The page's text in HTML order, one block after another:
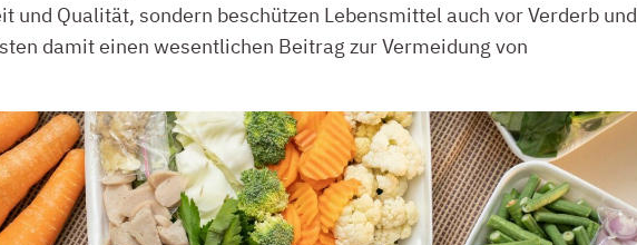
und Qualität, sondern beschützen Lebensmittel auch vor Verderb und
damit einen wesentlichen Beitrag zur Vermeidung von